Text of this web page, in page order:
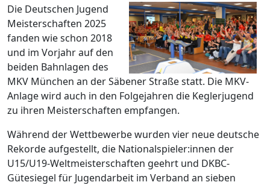
Die Deutschen Jugend
Meisterschaften 2025
fanden wie schon 2018
und im Vorjahr auf den
beiden Bahnlagen des
MKV München an der Säbener Straße statt. Die MKV-
Anlage wird auch in den Folgejahren die Keglerjugend
zu ihren Meisterschaften empfangen.
Während der Wettbewerbe wurden vier neue deutsche
Rekorde aufgestellt, die Nationalspieler:innen der
U15/U19-Weltmeisterschaften geehrt und DKBC-
Gütesiegel für Jugendarbeit im Verband an sieben